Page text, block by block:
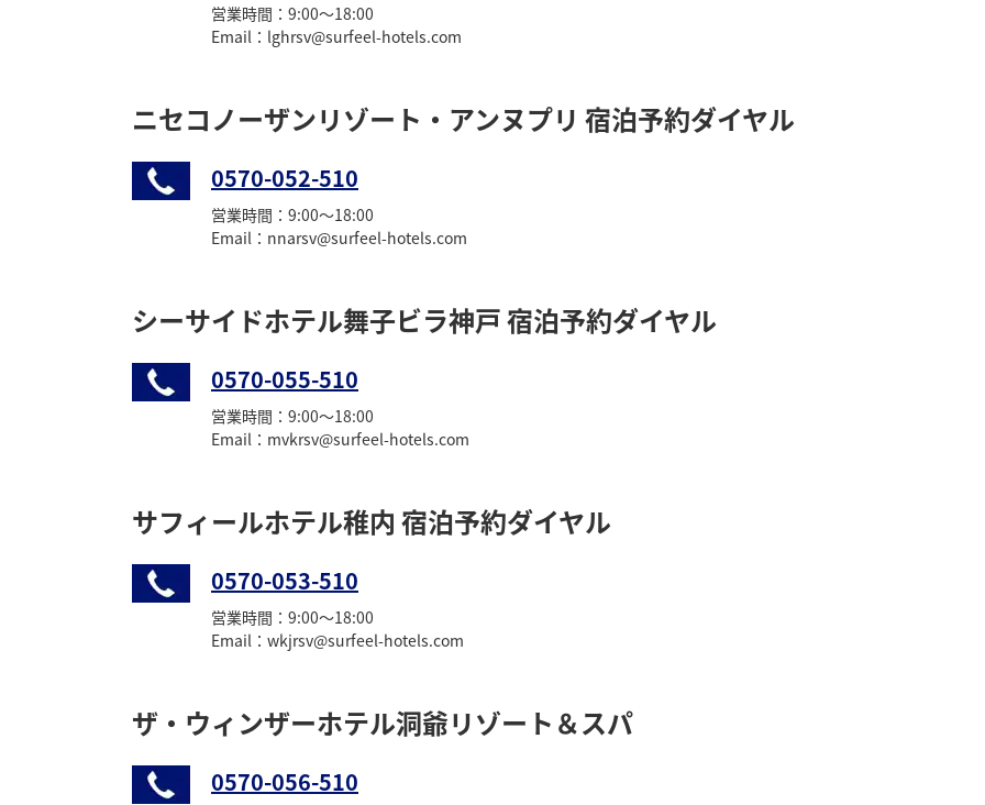
営業時間：9:00〜18:00
Email：lghrsv@surfeel-hotels.com
ニセコノーザンリゾート・アンヌプリ 宿泊予約ダイヤル
0570-052-510
営業時間：9:00〜18:00
Email：nnarsv@surfeel-hotels.com
シーサイドホテル舞子ビラ神戸 宿泊予約ダイヤル
0570-055-510
営業時間：9:00〜18:00
Email：mvkrsv@surfeel-hotels.com
サフィールホテル稚内 宿泊予約ダイヤル
0570-053-510
営業時間：9:00〜18:00
Email：wkjrsv@surfeel-hotels.com
ザ・ウィンザーホテル洞爺リゾート＆スパ
0570-056-510